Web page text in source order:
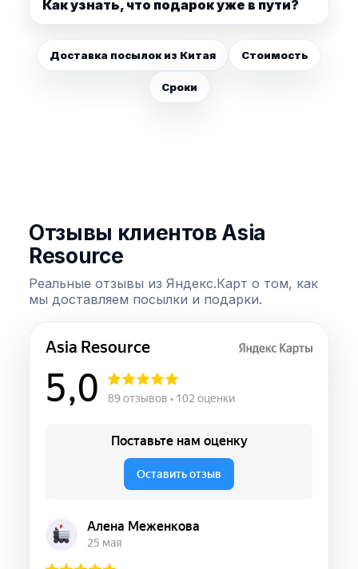
Как узнать, что подарок уже в пути?
Доставка посылок из Китая Стоимость
Сроки
Отзывы клиентов Asia
Resource
Реальные отзывы из Яндекс.Карт о том, как
мы доставляем посылки и подарки.